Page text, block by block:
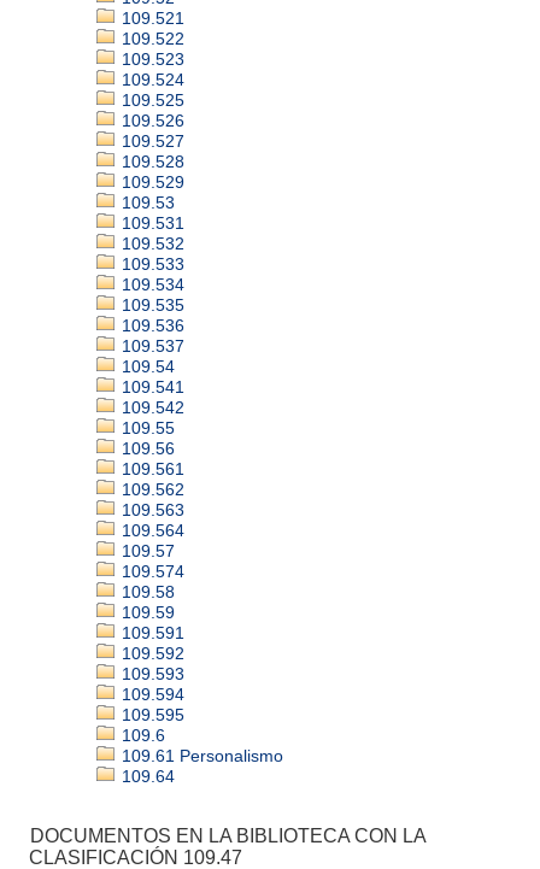
109.521
109.522
109.523
109.524
109.525
109.526
109.527
109.528
109.529
109.53
109.531
109.532
109.533
109.534
109.535
109.536
109.537
109.54
109.541
109.542
109.55
109.56
109.561
109.562
109.563
109.564
109.57
109.574
109.58
109.59
109.591
109.592
109.593
109.594
109.595
109.6
109.61 Personalismo
109.64
DOCUMENTOS EN LA BIBLIOTECA CON LA
CLASIFICACIÓN 109.47